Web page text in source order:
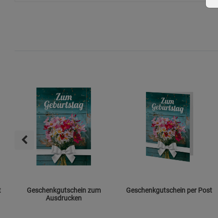
Geschenkgutschein zum
Ausdrucken
Geschenkgutschein per Post